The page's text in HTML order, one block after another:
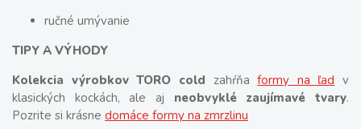
ručné umývanie
TIPY A VÝHODY
Kolekcia výrobkov TORO cold zahŕňaformy na ľad v
klasických kockách, ale aj neobvyklé zaujímavé tvary.
Pozrite si krásne domáce formy na zmrzlinu